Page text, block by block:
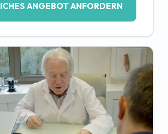
ANGEBOT ANFORDERN